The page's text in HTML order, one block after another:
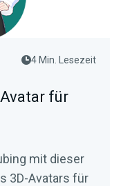
4 Min. Lesezeit
für
mit dieser
3D-Avatars für